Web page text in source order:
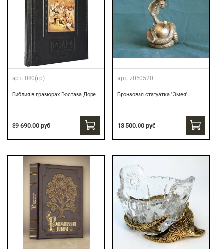
арт. 080(гр)
Библия в гравюрах Гюстава Доре
39 690.00 руб
арт. z050520
Бронзовая статуэтка "Змея"
13 500.00 руб